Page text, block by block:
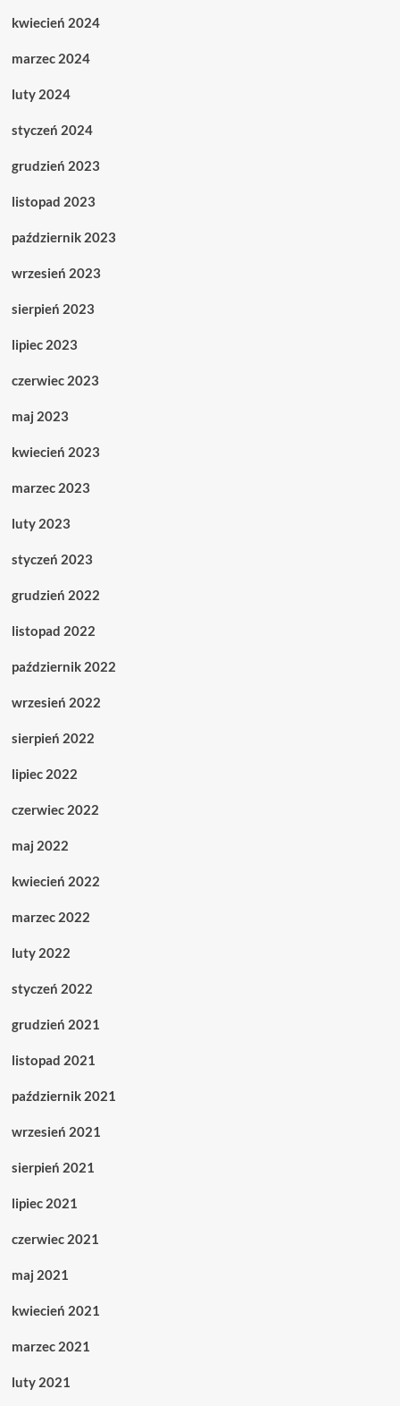
kwiecień 2024
marzec 2024
luty 2024
styczeń 2024
grudzień 2023
listopad 2023
październik 2023
wrzesień 2023
sierpień 2023
lipiec 2023
czerwiec 2023
maj 2023
kwiecień 2023
marzec 2023
luty 2023
styczeń 2023
grudzień 2022
listopad 2022
październik 2022
wrzesień 2022
sierpień 2022
lipiec 2022
czerwiec 2022
maj 2022
kwiecień 2022
marzec 2022
luty 2022
styczeń 2022
grudzień 2021
listopad 2021
październik 2021
wrzesień 2021
sierpień 2021
lipiec 2021
czerwiec 2021
maj 2021
kwiecień 2021
marzec 2021
luty 2021